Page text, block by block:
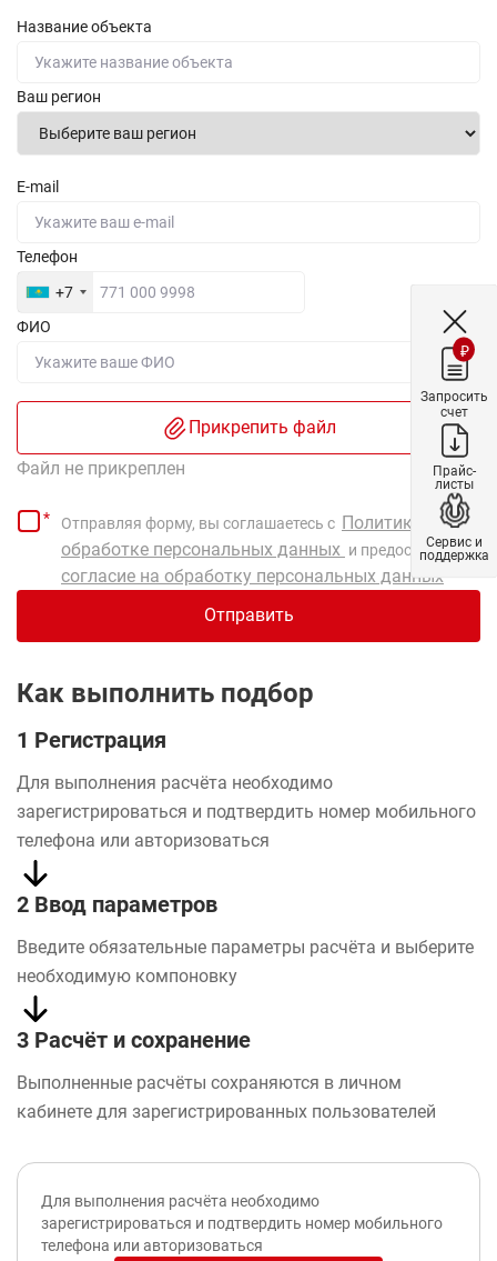
Название объекта
Ваш регион
E-mail
Телефон
+7
ФИО
Прикрепить файл
Файл не прикреплен
Отправляя форму, вы соглашаетесь с Политикой по
обработке персональных данных и предоставляете
согласие на обработку персональных данных
Отправить
Как выполнить подбор
1 Регистрация
Для выполнения расчёта необходимо
зарегистрироваться и подтвердить номер мобильного
телефона или авторизоваться
2 Ввод параметров
Введите обязательные параметры расчёта и выберите
необходимую компоновку
3 Расчёт и сохранение
Выполненные расчёты сохраняются в личном
кабинете для зарегистрированных пользователей
Для выполнения расчёта необходимо
зарегистрироваться и подтвердить номер мобильного
телефона или авторизоваться
₽
Запросить
счет
Прайс-
листы
Сервис и
поддержка